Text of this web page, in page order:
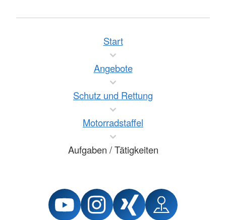
Start
Angebote
Schutz und Rettung
Motorradstaffel
Aufgaben / Tätigkeiten